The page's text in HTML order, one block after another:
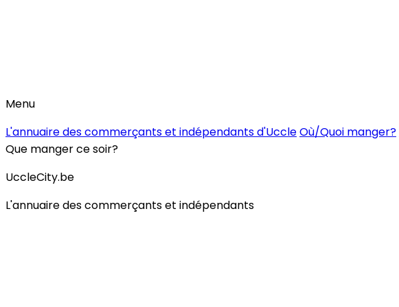
Menu
L'annuaire des commerçants et indépendants d'UccleOù/Quoi manger?
Que manger ce soir?
UccleCity.be
L'annuaire des commerçants et indépendants